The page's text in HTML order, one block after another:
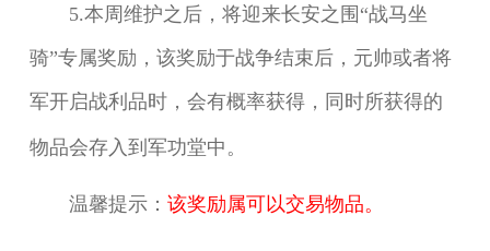
5.本周维护之后，将迎来长安之围“战马坐
骑”专属奖励，该奖励于战争结束后，元帅或者将
军开启战利品时，会有概率获得，同时所获得的
物品会存入到军功堂中。
温馨提示： 该奖励属可以交易物品。